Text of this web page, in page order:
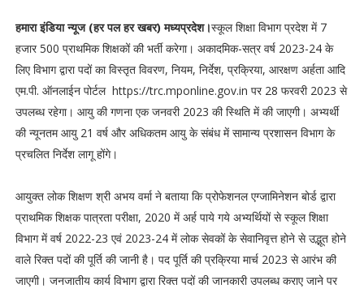
हमारा इंडिया न्यूज (हर पल हर खबर) मध्यप्रदेश।स्कूल शिक्षा विभाग प्रदेश में 7
हजार 500 प्राथमिक शिक्षकों की भर्ती करेगा। अकादमिक-सत्र वर्ष 2023-24 के
लिए विभाग द्वारा पदों का विस्तृत विवरण, नियम, निर्देश, प्रक्रिया, आरक्षण अर्हता आदि
एम.पी. ऑनलाईन पोर्टल https://trc.mponline.gov.in पर 28 फरवरी 2023 से
उपलब्ध रहेगा। आयु की गणना एक जनवरी 2023 की स्थिति में की जाएगी। अभ्यर्थी
की न्यूनतम आयु 21 वर्ष और अधिकतम आयु के संबंध में सामान्य प्रशासन विभाग के
प्रचलित निर्देश लागू होंगे।
आयुक्त लोक शिक्षण श्री अभय वर्मा ने बताया कि प्रोफेशनल एग्जामिनेशन बोर्ड द्वारा
प्राथमिक शिक्षक पात्रता परीक्षा, 2020 में अर्ह पाये गये अभ्यर्थियों से स्कूल शिक्षा
विभाग में वर्ष 2022-23 एवं 2023-24 में लोक सेवकों के सेवानिवृत्त होने से उद्भूत होने
वाले रिक्त पदों की पूर्ति की जानी है। पद पूर्ति की प्रक्रिया मार्च 2023 से आरंभ की
जाएगी। जनजातीय कार्य विभाग द्वारा रिक्त पदों की जानकारी उपलब्ध कराए जाने पर